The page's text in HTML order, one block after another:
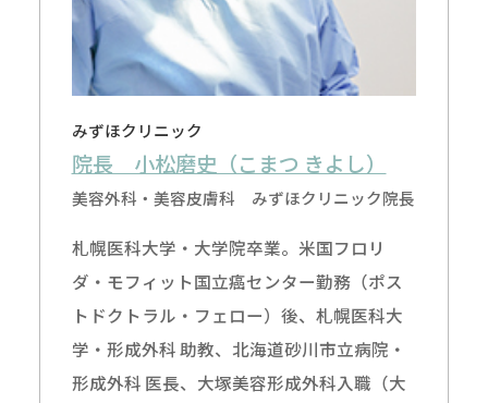
みずほクリニック
院長 小松磨史（こまつ きよし）
美容外科・美容皮膚科 みずほクリニック院長
札幌医科大学・大学院卒業。米国フロリ
ダ・モフィット国立癌センター勤務（ポス
トドクトラル・フェロー）後、札幌医科大
学・形成外科 助教、北海道砂川市立病院・
形成外科 医長、大塚美容形成外科入職（大